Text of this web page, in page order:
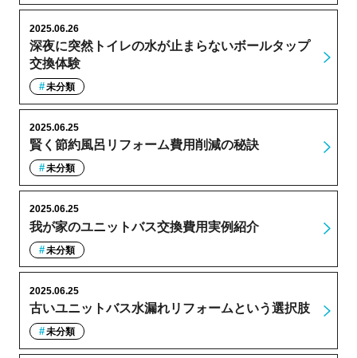
深夜に突然トイレの水が止まらないボールタップ
交換体験
2025.06.26
未分類
賢く節約風呂リフォーム費用削減の秘訣
2025.06.25
未分類
我が家のユニットバス交換費用実例紹介
2025.06.25
未分類
古いユニットバス水漏れリフォームという選択肢
2025.06.25
未分類